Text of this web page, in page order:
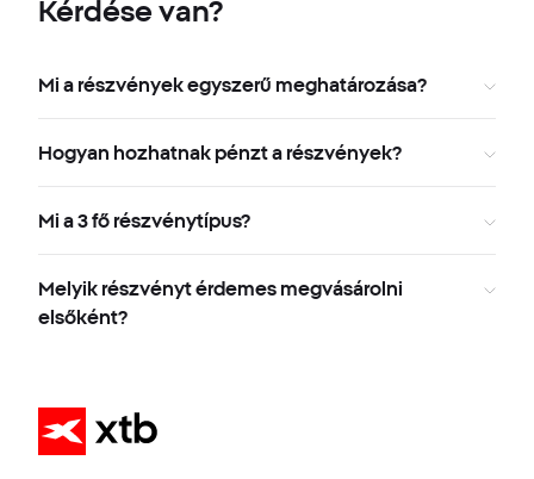
Kérdése van?
Mi a részvények egyszerű meghatározása?
Hogyan hozhatnak pénzt a részvények?
Mi a 3 fő részvénytípus?
Melyik részvényt érdemes megvásárolni
elsőként?